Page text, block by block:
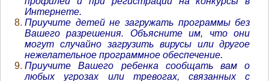
Интернете.
Приучите детей не загружать программы без
Вашего разрешения. Объясните им, что они
могут случайно загрузить вирусы или другое
нежелательное программное обеспечение.
Приучите Вашего ребенка сообщать вам о
любых угрозах или тревогах, связанных с